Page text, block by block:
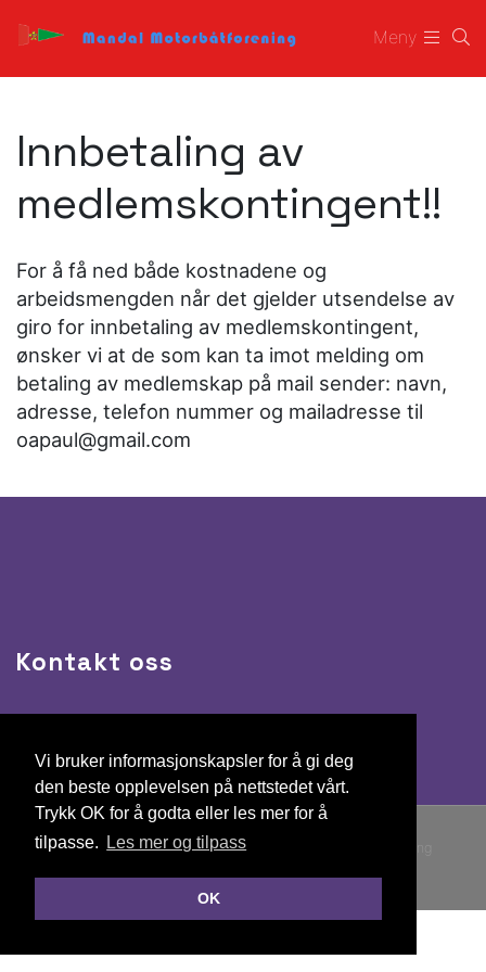
Vi bruker informasjonskapsler for å gi deg
den beste opplevelsen på nettstedet vårt.
Trykk OK for å godta eller les mer for å
tilpasse.
Les mer og tilpass
OK
Meny
Innbetaling av
medlemskontingent!!
For å få ned både kostnadene og
arbeidsmengden når det gjelder utsendelse av
giro for innbetaling av medlemskontingent,
ønsker vi at de som kan ta imot melding om
betaling av medlemskap på mail sender: navn,
adresse, telefon nummer og mailadresse til
oapaul@gmail.com
Kontakt oss
© Copyright 2026 Mandal Motorbåtforening |
Personvernerklæring